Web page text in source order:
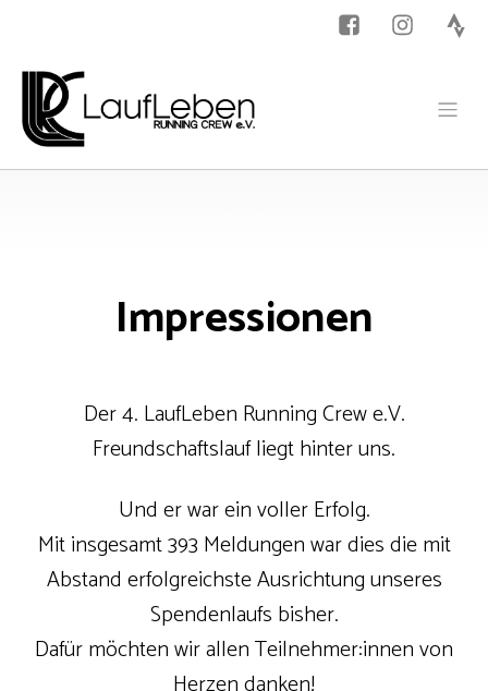
Impressionen
Der 4. LaufLeben Running Crew e.V.
Freundschaftslauf liegt hinter uns.
Und er war ein voller Erfolg.
Mit insgesamt 393 Meldungen war dies die mit
Abstand erfolgreichste Ausrichtung unseres
Spendenlaufs bisher.
Dafür möchten wir allen Teilnehmer:innen von